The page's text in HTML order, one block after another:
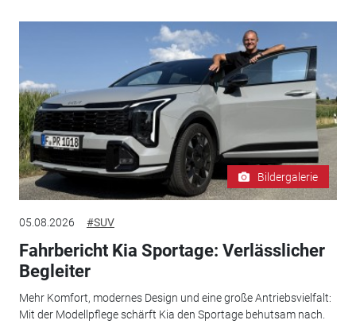
Bildergalerie
05.08.2026 #SUV
Fahrbericht Kia Sportage: Verlässlicher
Begleiter
Mehr Komfort, modernes Design und eine große Antriebsvielfalt:
Mit der Modellpflege schärft Kia den Sportage behutsam nach.